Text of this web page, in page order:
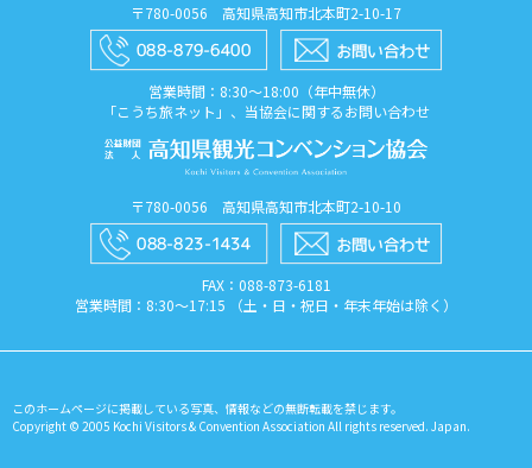
〒780-0056 高知県高知市北本町2-10-17
営業時間：8:30〜18:00（年中無休）
「こうち旅ネット」、当協会に関するお問い合わせ
〒780-0056 高知県高知市北本町2-10-10
FAX：088​-873​-6181
営業時間：8:30〜17:15 （土・日・祝日・年末年始は除く）
このホームページに掲載している写真、情報などの無断転載を禁じます。
Copyright © 2005 Kochi Visitors & Convention Association All rights reserved. Japan.